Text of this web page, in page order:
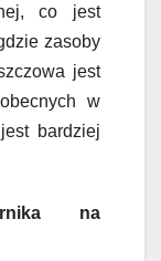
co jest
zasoby
jest
w
bardziej
na